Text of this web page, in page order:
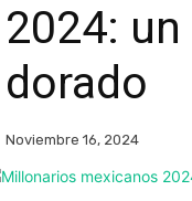
2024:
dorado
Noviembre 16, 2024